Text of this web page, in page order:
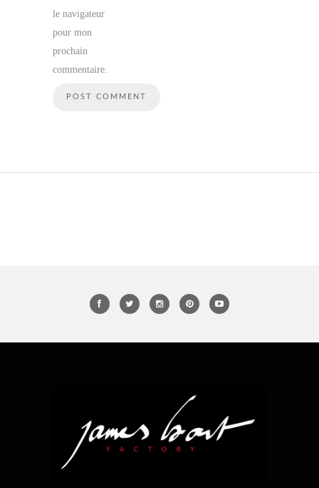
le navigateur
pour mon
prochain
commentaire.